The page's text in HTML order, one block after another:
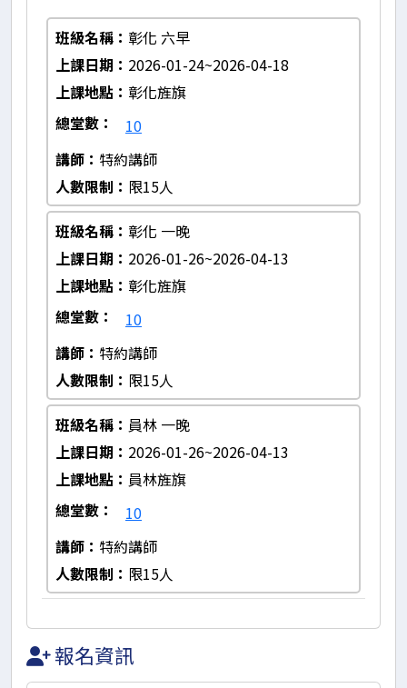
班級名稱
彰化 六早
上課日期
2026-01-24~2026-04-18
上課地點
彰化旌旗
總堂數
10
講師
特約講師
人數限制
限15人
班級名稱
彰化 一晚
上課日期
2026-01-26~2026-04-13
上課地點
彰化旌旗
總堂數
10
講師
特約講師
人數限制
限15人
班級名稱
員林 一晚
上課日期
2026-01-26~2026-04-13
上課地點
員林旌旗
總堂數
10
講師
特約講師
人數限制
限15人
報名資訊